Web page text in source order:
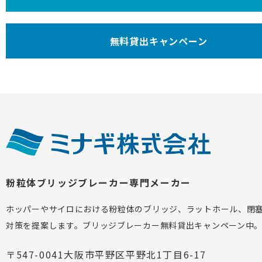
無料貸出キャンペーン
粉粒体ブリッジブレーカー専門メーカー
ホッパーやサイロにおける粉粒体のブリッジ、ラットホール、閉
対策を提案します。ブリッジブレーカー無料貸出キャンペーン中
〒547-0041大阪市平野区平野北1丁目6-17